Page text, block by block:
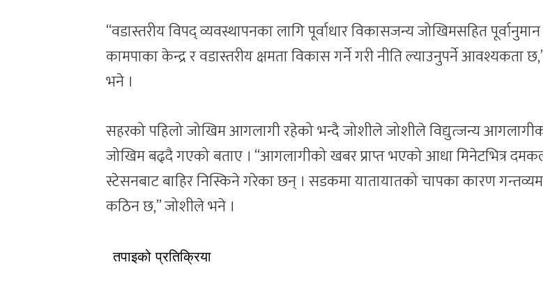
“वडास्तरीय विपद् व्यवस्थापनका लागि पूर्वाधार विकासजन्य जोखिमसहित पूर्वानुमान
कामपाका केन्द्र र वडास्तरीय क्षमता विकास गर्ने गरी नीति ल्याउनुपर्ने आवश्यकता
भने ।
सहरको पहिलो जोखिम आगलागी रहेको भन्दै जोशीले जोशीले विद्युत्जन्य
जोखिम बढ्दै गएको बताए । “आगलागीको खबर प्राप्त भएको आधा मिनेटभित्र
स्टेसनबाट बाहिर निस्किने गरेका छन् । सडकमा यातायातको चापका कारण
कठिन छ,” जोशीले भने ।
तपाइको प्रतिक्रिया